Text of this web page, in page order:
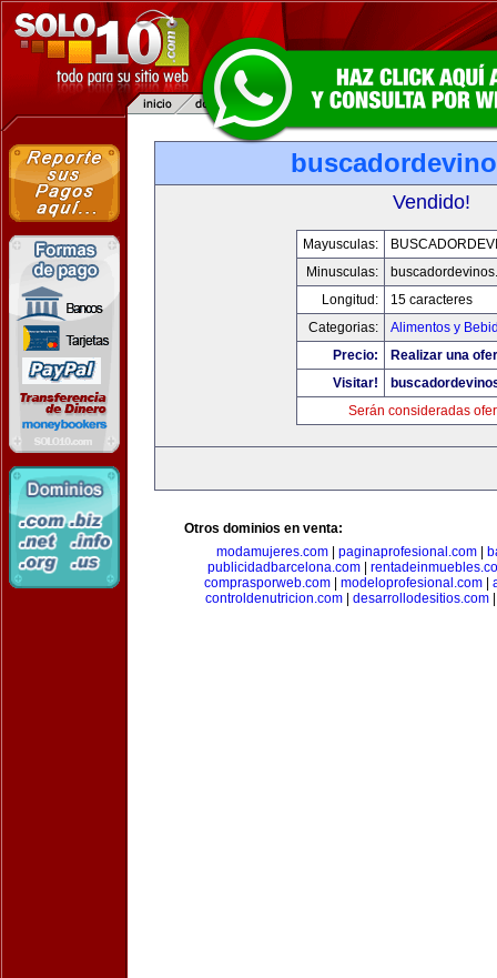
Vendido!
Mayusculas:
Minusculas:
Longitud:
15 caracteres
Categorias:
Alimentos y
Precio:
Realizar una
Visitar!
Serán consideradas
Otros dominios en venta:
modamujeres.com
paginaprofesional.com
publicidadbarcelona.com
comprasporweb.com| modeloprofesional.com|
controldenutricion.com
desarrollodesitios.com